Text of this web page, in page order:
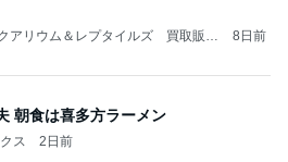
アリウム＆レプタイルズ 買取販売
8日前
朝食は喜多方ラーメン
ス 2日前